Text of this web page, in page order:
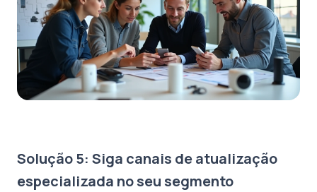
Solução 5: Siga canais de atualização
especializada no seu segmento